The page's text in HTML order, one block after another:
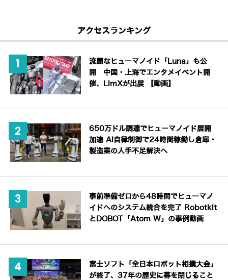
アクセスランキング
流麗なヒューマノイド「Luna」も公
開 中国・上海でエンタメイベント開
催、LimXが出展 【動画】
650万ドル調達でヒューマノイド展開
加速 AI自律制御で24時間稼働し倉庫・
製造業の人手不足解決へ
事前準備ゼロから48時間でヒューマノ
イドへのシステム統合を完了 Robotkit
とDOBOT「Atom W」の事例動画
富士ソフト「全日本ロボット相撲大会」
が終了、37年の歴史に幕を閉じること